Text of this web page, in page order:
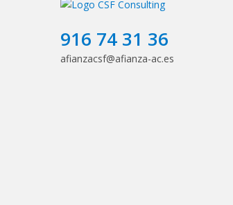
916 74 31 36